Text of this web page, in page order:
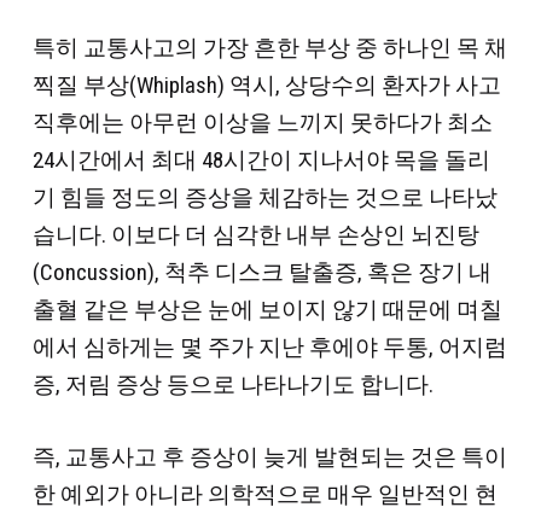
특히 교통사고의 가장 흔한 부상 중 하나인 목 채
찍질 부상(Whiplash) 역시, 상당수의 환자가 사고
직후에는 아무런 이상을 느끼지 못하다가 최소
24시간에서 최대 48시간이 지나서야 목을 돌리
기 힘들 정도의 증상을 체감하는 것으로 나타났
습니다. 이보다 더 심각한 내부 손상인 뇌진탕
(Concussion), 척추 디스크 탈출증, 혹은 장기 내
출혈 같은 부상은 눈에 보이지 않기 때문에 며칠
에서 심하게는 몇 주가 지난 후에야 두통, 어지럼
증, 저림 증상 등으로 나타나기도 합니다.
즉, 교통사고 후 증상이 늦게 발현되는 것은 특이
한 예외가 아니라 의학적으로 매우 일반적인 현